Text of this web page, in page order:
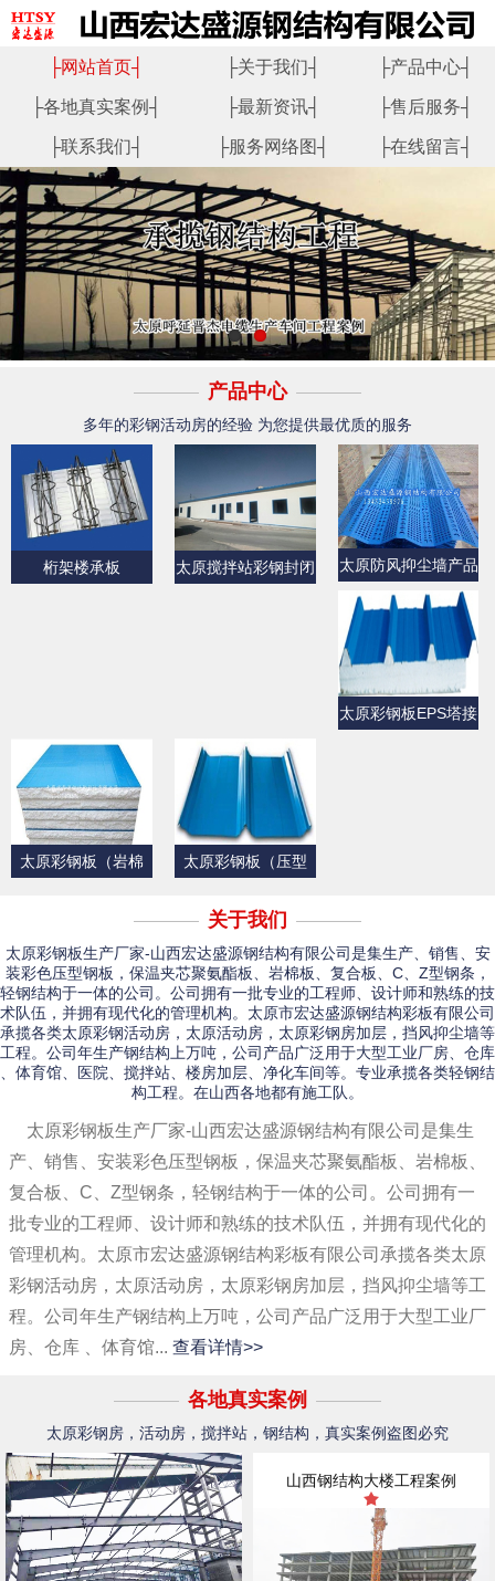
├网站首页┤ ├关于我们┤ ├产品中心┤
├各地真实案例┤ ├最新资讯┤ ├售后服务┤
├联系我们┤ ├服务网络图┤ ├在线留言┤
产品中心
多年的彩钢活动房的经验 为您提供最优质的服务
桁架楼承板
太原搅拌站彩钢封闭
太原防风抑尘墙产品
展示
太原彩钢板EPS塔接
太原彩钢板（岩棉
太原彩钢板（压型
关于我们
太原彩钢板生产厂家-山西宏达盛源钢结构有限公司是集生产、销售、安
装彩色压型钢板，保温夹芯聚氨酯板、岩棉板、复合板、C、Z型钢条，
轻钢结构于一体的公司。公司拥有一批专业的工程师、设计师和熟练的技
术队伍，并拥有现代化的管理机构。太原市宏达盛源钢结构彩板有限公司
承揽各类太原彩钢活动房，太原活动房，太原彩钢房加层，挡风抑尘墙等
工程。公司年生产钢结构上万吨，公司产品广泛用于大型工业厂房、仓库
、体育馆、医院、搅拌站、楼房加层、净化车间等。专业承揽各类轻钢结
构工程。在山西各地都有施工队。
太原彩钢板生产厂家-山西宏达盛源钢结构有限公司是集生
产、销售、安装彩色压型钢板，保温夹芯聚氨酯板、岩棉板、
复合板、C、Z型钢条，轻钢结构于一体的公司。公司拥有一
批专业的工程师、设计师和熟练的技术队伍，并拥有现代化的
管理机构。太原市宏达盛源钢结构彩板有限公司承揽各类太原
彩钢活动房，太原活动房，太原彩钢房加层，挡风抑尘墙等工
程。公司年生产钢结构上万吨，公司产品广泛用于大型工业厂
房、仓库 、体育馆... 查看详情>>
各地真实案例
太原彩钢房，活动房，搅拌站，钢结构，真实案例盗图必究
山西钢结构大楼工程案例